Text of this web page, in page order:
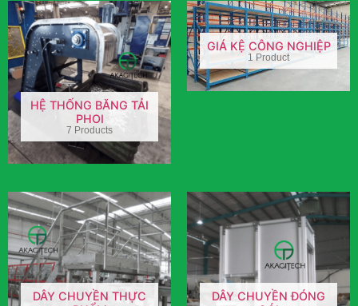
HỆ THỐNG BĂNG TẢI
PHOI
7 Products
GIÁ KỆ CÔNG NGHIỆP
1 Product
DÂY CHUYỀN THỰC
DÂY CHUYỀN ĐÓNG